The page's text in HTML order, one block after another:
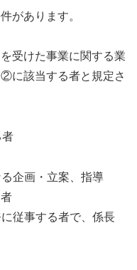
があります。
受けた事業に関する業
に該当する者と規定さ
企画・立案、指導
従事する者で、係長